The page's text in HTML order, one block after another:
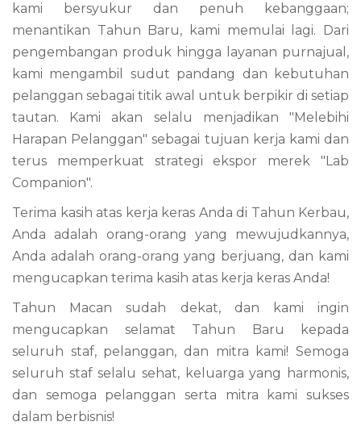
kami bersyukur dan penuh kebanggaan;
menantikan Tahun Baru, kami memulai lagi. Dari
pengembangan produk hingga layanan purnajual,
kami mengambil sudut pandang dan kebutuhan
pelanggan sebagai titik awal untuk berpikir di setiap
tautan. Kami akan selalu menjadikan "Melebihi
Harapan Pelanggan" sebagai tujuan kerja kami dan
terus memperkuat strategi ekspor merek "Lab
Companion".
Terima kasih atas kerja keras Anda di Tahun Kerbau,
Anda adalah orang-orang yang mewujudkannya,
Anda adalah orang-orang yang berjuang, dan kami
mengucapkan terima kasih atas kerja keras Anda!
Tahun Macan sudah dekat, dan kami ingin
mengucapkan selamat Tahun Baru kepada
seluruh staf, pelanggan, dan mitra kami! Semoga
seluruh staf selalu sehat, keluarga yang harmonis,
dan semoga pelanggan serta mitra kami sukses
dalam berbisnis!